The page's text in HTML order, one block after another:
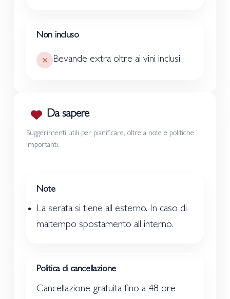
Non incluso
Bevande extra oltre ai vini inclusi
Da sapere
Suggerimenti utili per pianificare, oltre a note e politiche
importanti.
Note
La serata si tiene all esterno. In caso di
maltempo spostamento all interno.
Politica di cancellazione
Cancellazione gratuita fino a 48 ore